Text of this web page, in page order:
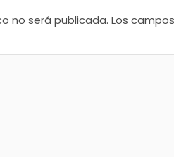
no será publicada. Los